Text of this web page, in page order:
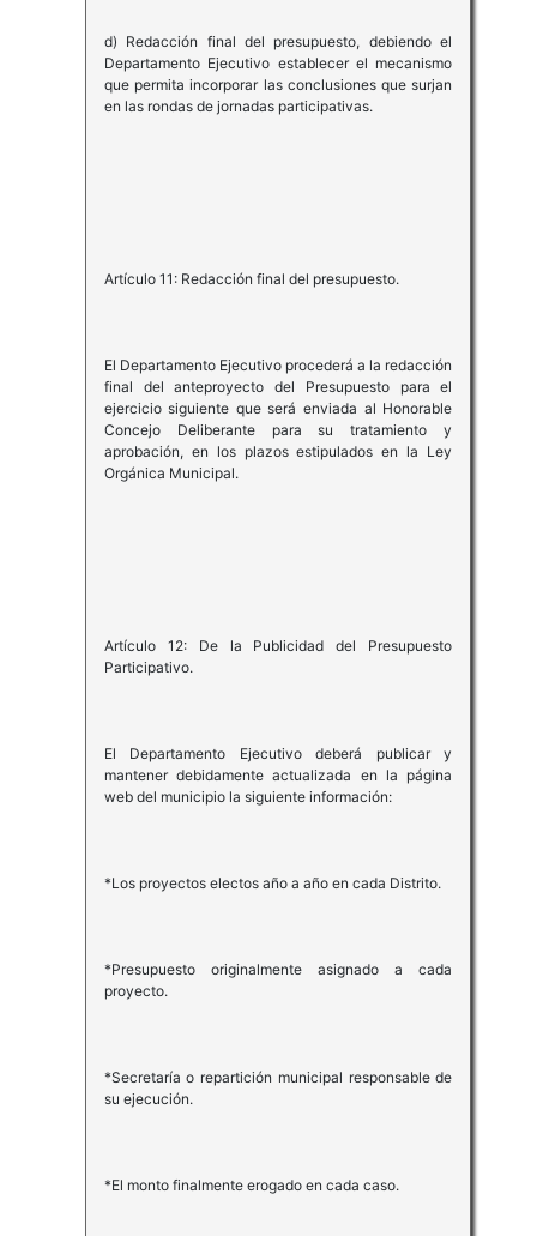
d) Redacción final del presupuesto, debiendo el
Departamento Ejecutivo establecer el mecanismo
que permita incorporar las conclusiones que surjan
en las rondas de jornadas participativas.
Artículo 11: Redacción final del presupuesto.
El Departamento Ejecutivo procederá a la redacción
final del anteproyecto del Presupuesto para el
ejercicio siguiente que será enviada al Honorable
Concejo Deliberante para su tratamiento y
aprobación, en los plazos estipulados en la Ley
Orgánica Municipal.
Artículo 12: De la Publicidad del Presupuesto
Participativo.
El Departamento Ejecutivo deberá publicar y
mantener debidamente actualizada en la página
web del municipio la siguiente información:
*Los proyectos electos año a año en cada Distrito.
*Presupuesto originalmente asignado a cada
proyecto.
*Secretaría o repartición municipal responsable de
su ejecución.
*El monto finalmente erogado en cada caso.